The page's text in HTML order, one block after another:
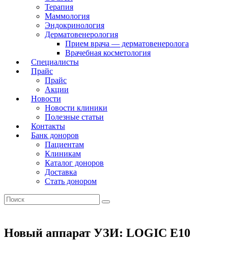
Терапия
Маммология
Эндокринология
Дерматовенерология
Прием врача — дерматовенеролога
Врачебная косметология
Специалисты
Прайс
Прайс
Акции
Новости
Новости клиники
Полезные статьи
Контакты
Банк доноров
Пациентам
Клиникам
Каталог доноров
Доставка
Стать донором
Новый аппарат УЗИ: LOGIC E10